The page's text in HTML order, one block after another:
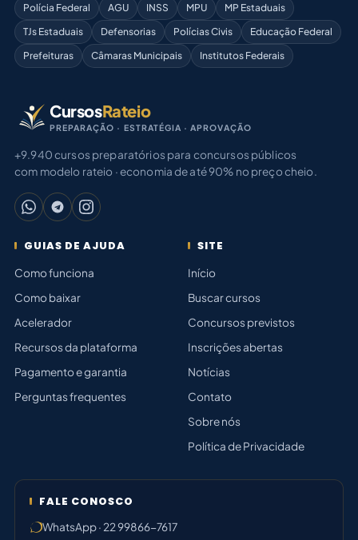
Polícia Federal
AGU INSS MPU
MP Estaduais
TJs Estaduais
Defensorias Polícias Civis
Educação Federal
Prefeituras
Câmaras Municipais Institutos Federais
CursosRateio
PREPARAÇÃO · ESTRATÉGIA · APROVAÇÃO
+9.940 cursos preparatórios para concursos públicos
com modelo rateio · economia de até 90% no preço cheio.
GUIAS DE AJUDA
Como funciona
Como baixar
Acelerador
Recursos da plataforma
Pagamento e garantia
Perguntas frequentes
SITE
Início
Buscar cursos
Concursos previstos
Inscrições abertas
Notícias
Contato
Sobre nós
Política de Privacidade
FALE CONOSCO
WhatsApp · 22 99866-7617